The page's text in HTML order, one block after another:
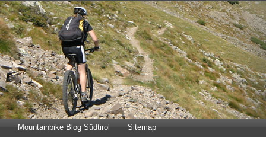
Mountainbike Blog Südtirol Sitemap